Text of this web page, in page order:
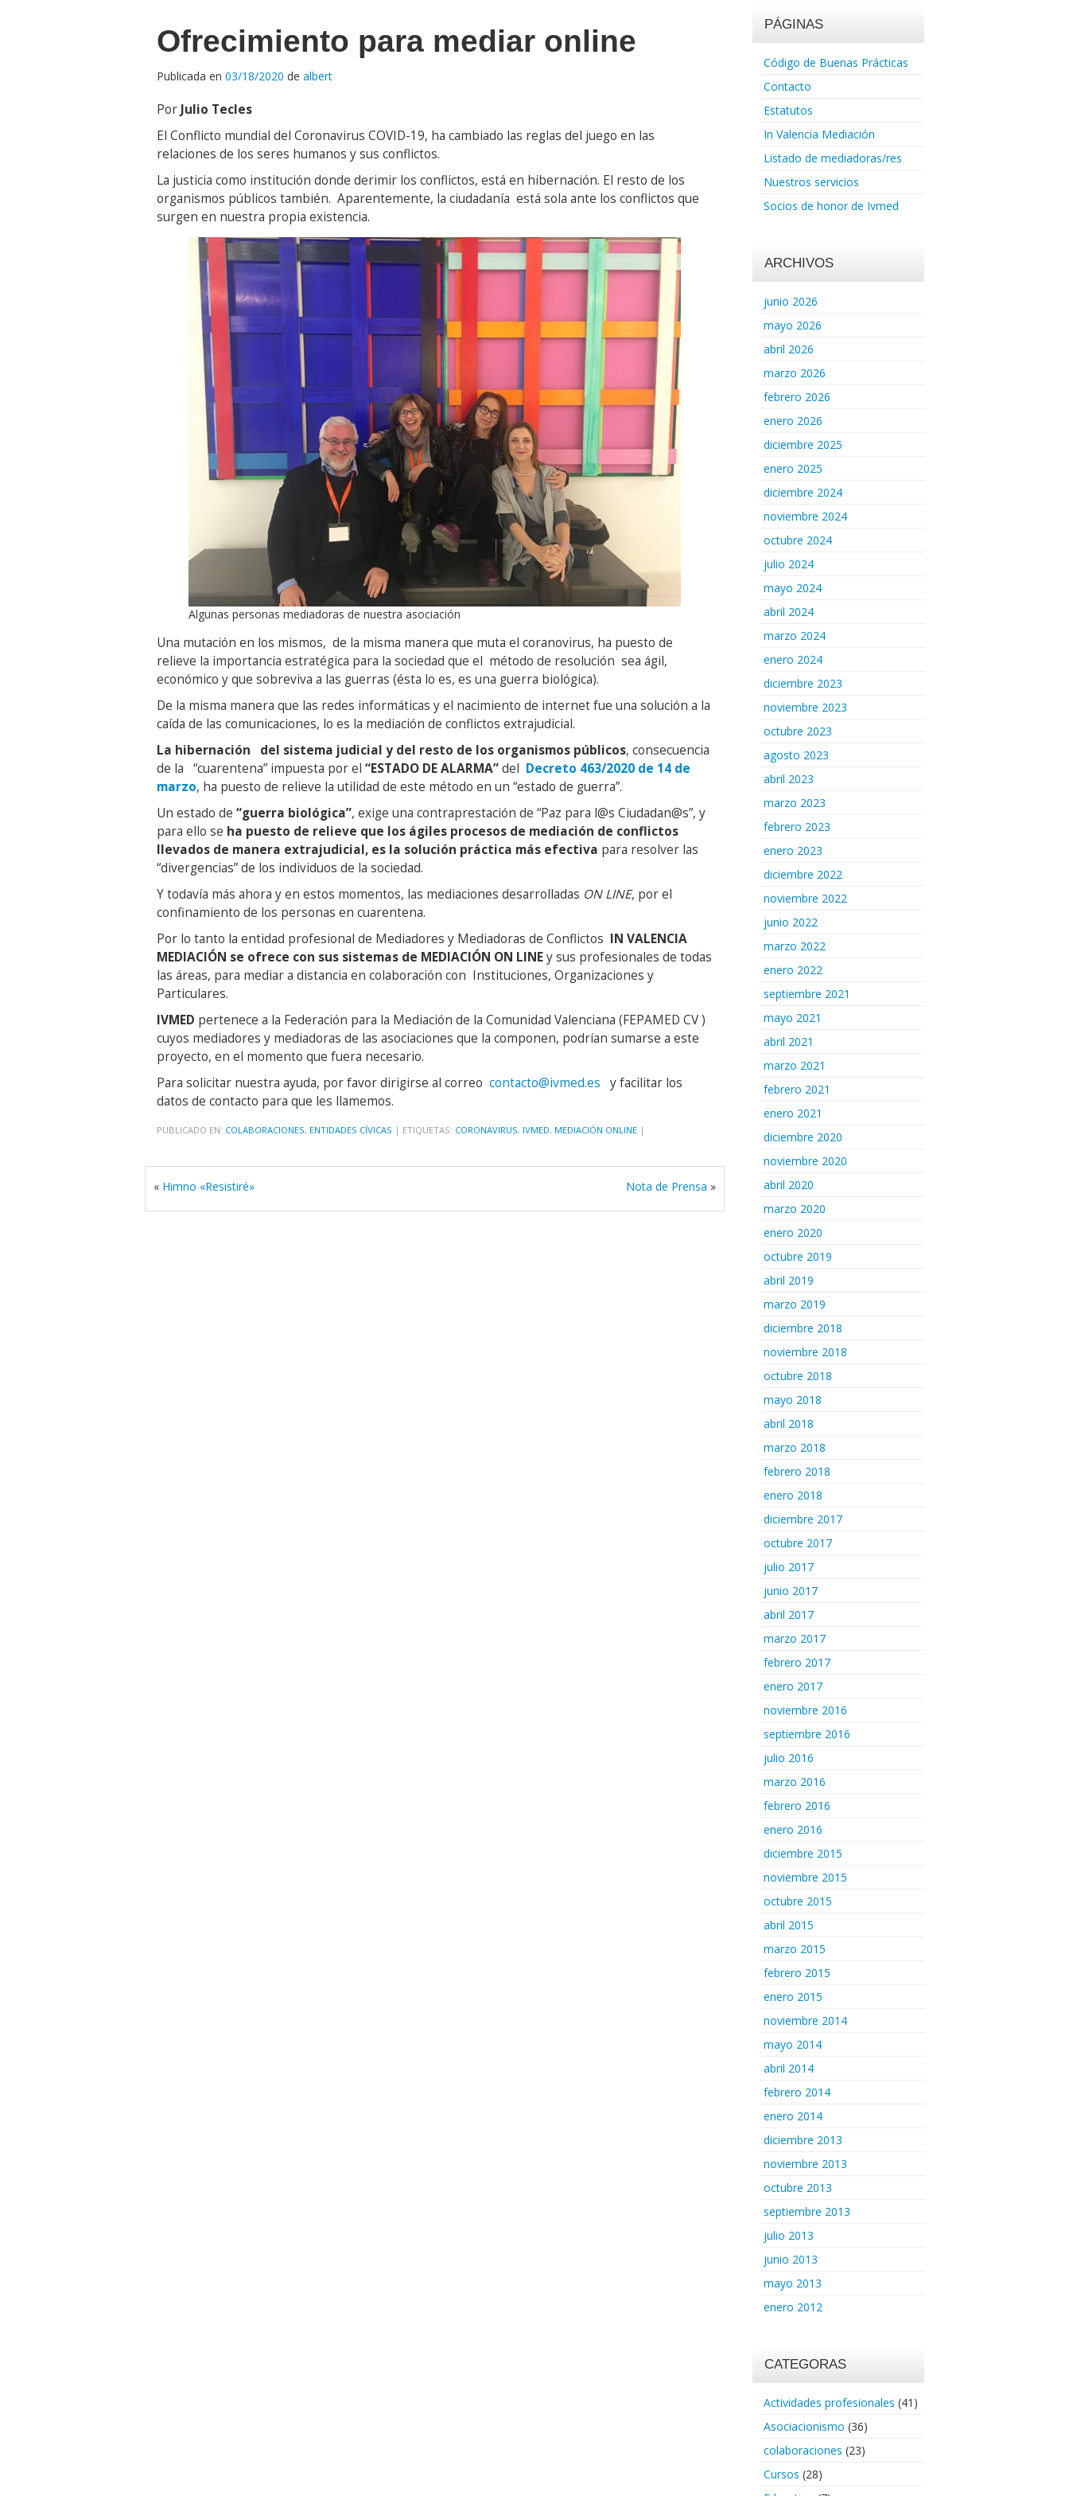
Ofrecimiento para mediar online
Publicada en 03/18/2020 de albert
Por Julio Tecles
El Conflicto mundial del Coronavirus COVID-19, ha cambiado las reglas del juego en las
relaciones de los seres humanos y sus conflictos.
La justicia como institución donde derimir los conflictos, está en hibernación. El resto de los
organismos públicos también. Aparentemente, la ciudadanía está sola ante los conflictos que
surgen en nuestra propia existencia.
Algunas personas mediadoras de nuestra asociación
Una mutación en los mismos, de la misma manera que muta el coranovirus, ha puesto de
relieve la importancia estratégica para la sociedad que el método de resolución sea ágil,
económico y que sobreviva a las guerras (ésta lo es, es una guerra biológica).
De la misma manera que las redes informáticas y el nacimiento de internet fue una solución a la
caída de las comunicaciones, lo es la mediación de conflictos extrajudicial.
La hibernación del sistema judicial y del resto de los organismos públicos, consecuencia
de la “cuarentena” impuesta por el “ESTADO DE ALARMA”del Decreto 463/2020 de 14 de
marzo, ha puesto de relieve la utilidad de este método en un “estado de guerra”.
Un estado de “guerra biológica”, exige una contraprestación de “Paz para l@s Ciudadan@s”, y
para ello se ha puesto de relieve que los ágiles procesos de mediación de conflictos
llevados de manera extrajudicial, es la solución práctica más efectiva para resolver las
“divergencias” de los individuos de la sociedad.
Y todavía más ahora y en estos momentos, las mediaciones desarrolladas ON LINE, por el
confinamiento de los personas en cuarentena.
Por lo tanto la entidad profesional de Mediadores y Mediadoras de Conflictos IN VALENCIA
MEDIACIÓN se ofrece con sus sistemas de MEDIACIÓN ON LINEy sus profesionales de todas
las áreas, para mediar a distancia en colaboración con Instituciones, Organizaciones y
Particulares.
IVMED pertenece a la Federación para la Mediación de la Comunidad Valenciana (FEPAMED CV )
cuyos mediadores y mediadoras de las asociaciones que la componen, podrían sumarse a este
proyecto, en el momento que fuera necesario.
Para solicitar nuestra ayuda, por favor dirigirse al correo contacto@ivmed.es y facilitar los
datos de contacto para que les llamemos.
PUBLICADO EN: COLABORACIONES, ENTIDADES CÍVICAS | ETIQUETAS: CORONAVIRUS, IVMED, MEDIACIÓN ONLINE |
« Himno «Resistiré» Nota de Prensa »
PÁGINAS
Código de Buenas Prácticas
Contacto
Estatutos
In Valencia Mediación
Listado de mediadoras/res
Nuestros servicios
Socios de honor de Ivmed
ARCHIVOS
junio 2026
mayo 2026
abril 2026
marzo 2026
febrero 2026
enero 2026
diciembre 2025
enero 2025
diciembre 2024
noviembre 2024
octubre 2024
julio 2024
mayo 2024
abril 2024
marzo 2024
enero 2024
diciembre 2023
noviembre 2023
octubre 2023
agosto 2023
abril 2023
marzo 2023
febrero 2023
enero 2023
diciembre 2022
noviembre 2022
junio 2022
marzo 2022
enero 2022
septiembre 2021
mayo 2021
abril 2021
marzo 2021
febrero 2021
enero 2021
diciembre 2020
noviembre 2020
abril 2020
marzo 2020
enero 2020
octubre 2019
abril 2019
marzo 2019
diciembre 2018
noviembre 2018
octubre 2018
mayo 2018
abril 2018
marzo 2018
febrero 2018
enero 2018
diciembre 2017
octubre 2017
julio 2017
junio 2017
abril 2017
marzo 2017
febrero 2017
enero 2017
noviembre 2016
septiembre 2016
julio 2016
marzo 2016
febrero 2016
enero 2016
diciembre 2015
noviembre 2015
octubre 2015
abril 2015
marzo 2015
febrero 2015
enero 2015
noviembre 2014
mayo 2014
abril 2014
febrero 2014
enero 2014
diciembre 2013
noviembre 2013
octubre 2013
septiembre 2013
julio 2013
junio 2013
mayo 2013
enero 2012
CATEGORAS
Actividades profesionales (41)
Asociacionismo (36)
colaboraciones (23)
Cursos (28)